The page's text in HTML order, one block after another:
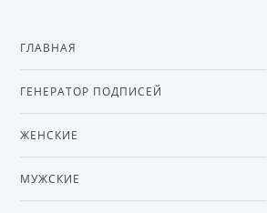
ГЛАВНАЯ
ГЕНЕРАТОР ПОДПИСЕЙ
ЖЕНСКИЕ
МУЖСКИЕ